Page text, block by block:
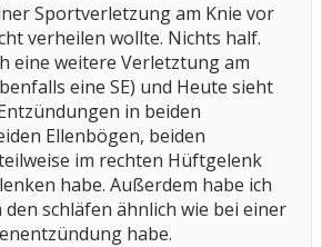
Sportverletzung am Knie vor
verheilen wollte. Nichts half.
eine weitere Verletztung am
eine SE) und Heute sieht
in beiden
Ellenbögen, beiden
im rechten Hüftgelenk
habe. Außerdem habe ich
schläfen ähnlich wie bei einer
habe.